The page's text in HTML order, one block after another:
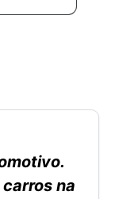
na